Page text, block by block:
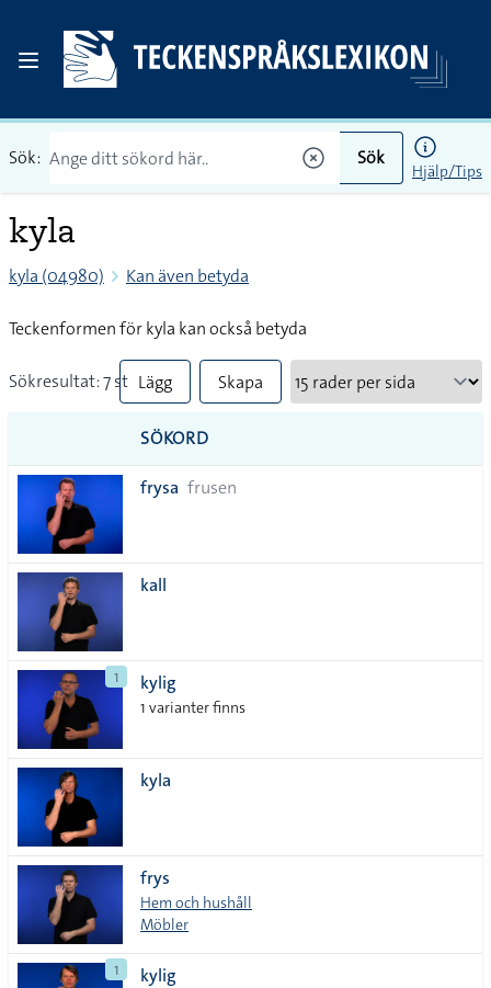
Sök: Sök
Hjälp/Tips
kyla
kyla (04980) Kan även betyda
Teckenformen för kyla kan också betyda
Sökresultat: 7 st Lägg
till
alla i
Skapa
SÖKORD
frysa frusen
kall
1 kylig
1 varianter finns
kyla
frys
Hem och hushåll
Möbler
1 kylig